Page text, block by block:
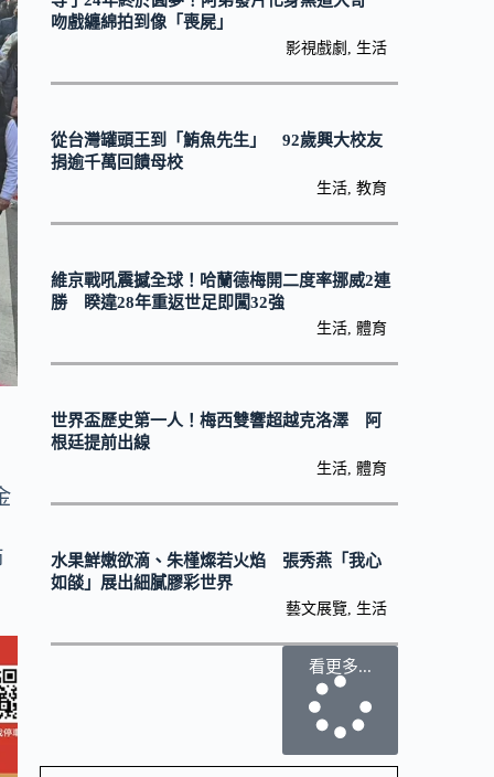
吻戲纏綿拍到像「喪屍」
影視戲劇 , 生活
從台灣罐頭王到「鮪魚先生」 92歲興大校友
捐逾千萬回饋母校
生活, 教育
維京戰吼震撼全球！哈蘭德梅開二度率挪威2連
勝 睽違28年重返世足即闖32強
生活, 體育
世界盃歷史第一人！梅西雙響超越克洛澤 阿
根廷提前出線
生活, 體育
水果鮮嫩欲滴、朱槿燦若火焰 張秀燕「我心
如燄」展出細膩膠彩世界
藝文展覽, 生活
看更多...